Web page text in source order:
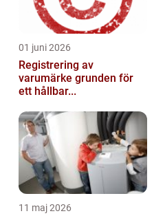
01 juni 2026
Registrering av
varumärke grunden för
ett hållbar...
11 maj 2026